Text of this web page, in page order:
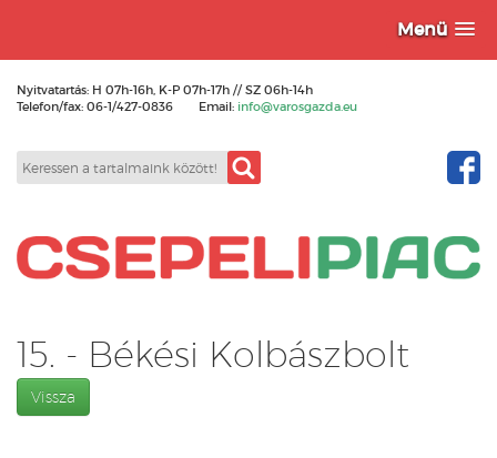
Menü
Nyitvatartás: H 07h-16h, K-P 07h-17h // SZ 06h-14h
Telefon/fax: 06-1/427-0836
Email: info@varosgazda.eu
15. - Békési Kolbászbolt
Vissza